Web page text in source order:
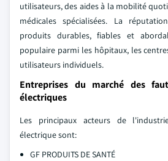
utilisateurs, des aides à la mobilité
médicales spécialisées. La
produits durables, fiables et
populaire parmi les hôpitaux, les
utilisateurs individuels.
Entreprises du marché des
électriques
Les principaux acteurs de
électrique sont:
GF PRODUITS DE SANTÉ